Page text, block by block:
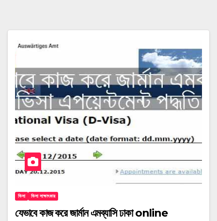
ভিসা ভিসা সাক্ষাৎকার
যেভাবে কাজ করে জার্মান এমব্যাসি ঢাকা online